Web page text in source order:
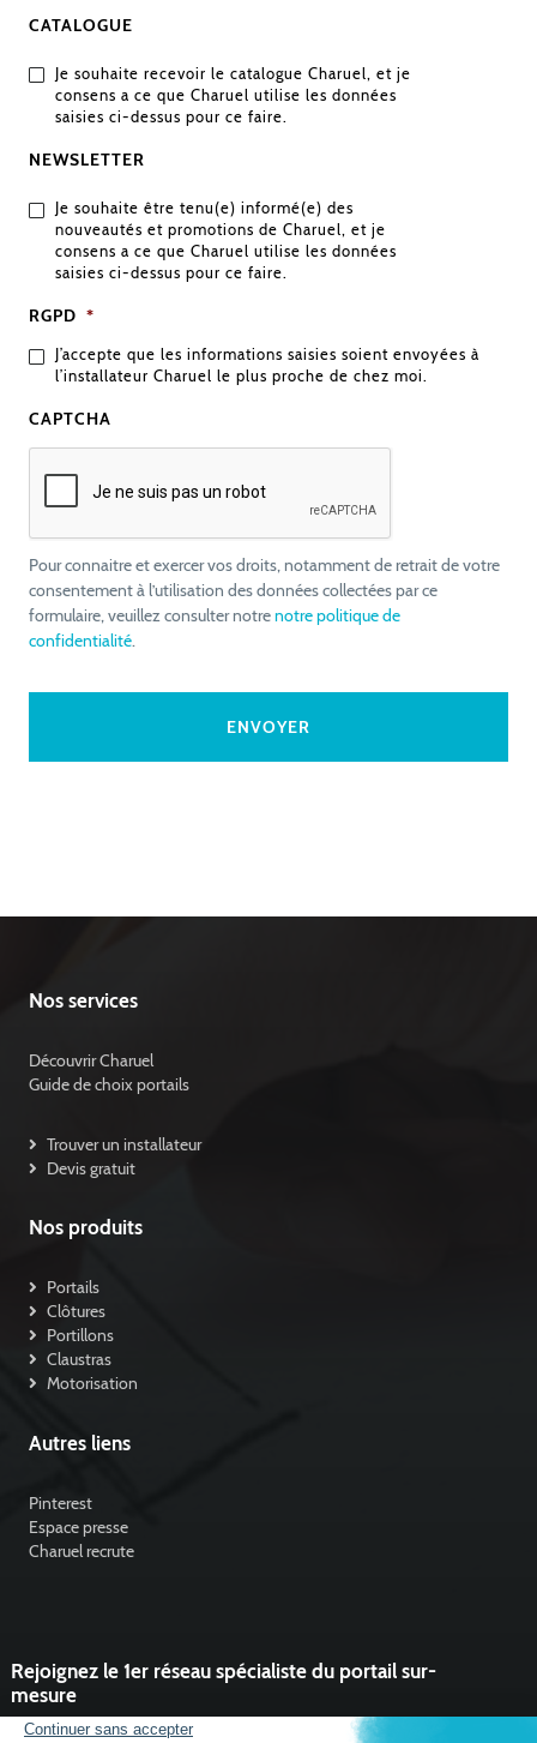
CATALOGUE
Je souhaite recevoir le catalogue Charuel, et je
consens a ce que Charuel utilise les données
saisies ci-dessus pour ce faire.
NEWSLETTER
Je souhaite être tenu(e) informé(e) des
nouveautés et promotions de Charuel, et je
consens a ce que Charuel utilise les données
saisies ci-dessus pour ce faire.
RGPD *
J’accepte que les informations saisies soient envoyées à
l’installateur Charuel le plus proche de chez moi.
CAPTCHA
Pour connaitre et exercer vos droits, notamment de retrait de votre
consentement à l’utilisation des données collectées par ce
formulaire, veuillez consulter notrenotre politique de
confidentialité.
Nos services
Découvrir Charuel
Guide de choix portails
Trouver un installateur
Devis gratuit
Nos produits
Portails
Clôtures
Portillons
Claustras
Motorisation
Autres liens
Pinterest
Espace presse
Charuel recrute
Rejoignez le 1er réseau spécialiste du portail sur-
mesure